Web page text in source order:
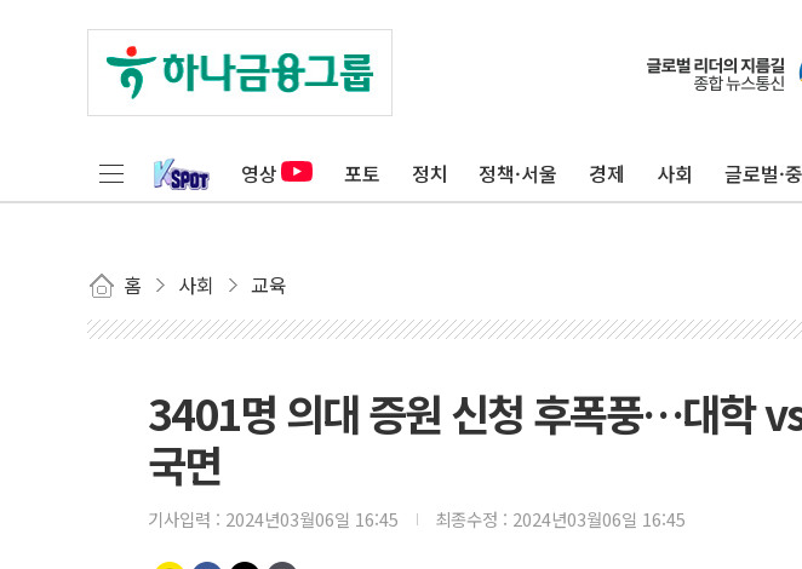
영상 포토 정치 정책·서울 경제 사회 글로벌·
홈 사회 교육
3401명 의대 증원 신청 후폭풍…대학
국면
기사입력 : 2024년03월06일 16:45 최종수정 : 2024년03월06일 16:45